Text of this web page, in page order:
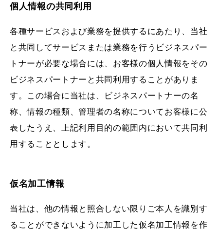
個人情報の共同利用
各種サービスおよび業務を提供するにあたり、当社
と共同してサービスまたは業務を行うビジネスパー
トナーが必要な場合には、お客様の個人情報をその
ビジネスパートナーと共同利用することがありま
す。この場合に当社は、ビジネスパートナーの名
称、情報の種類、管理者の名称についてお客様に公
表したうえ、上記利用目的の範囲内において共同利
用することとします。
仮名加工情報
当社は、他の情報と照合しない限りご本人を識別す
ることができないように加工した仮名加工情報を作